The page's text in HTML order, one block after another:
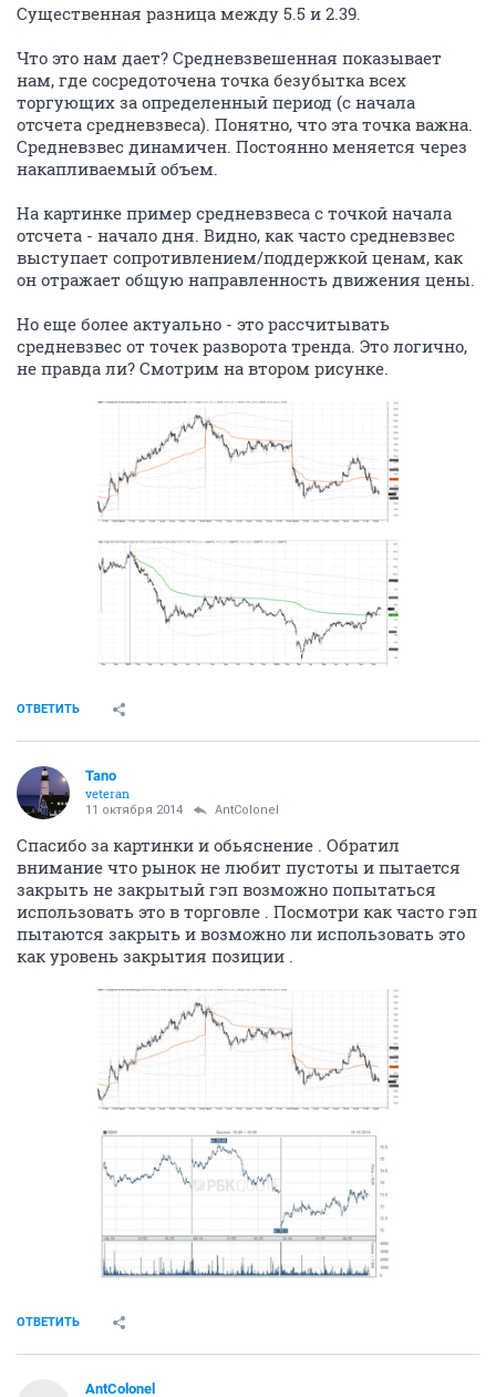
Существенная разница между 5.5 и 2.39.
Что это нам дает? Средневзвешенная показывает
нам, где сосредоточена точка безубытка всех
торгующих за определенный период (с начала
отсчета средневзвеса). Понятно, что эта точка важна.
Средневзвес динамичен. Постоянно меняется через
накапливаемый объем.
На картинке пример средневзвеса с точкой начала
отсчета - начало дня. Видно, как часто средневзвес
выступает сопротивлением/поддержкой ценам, как
он отражает общую направленность движения цены.
Но еще более актуально - это рассчитывать
средневзвес от точек разворота тренда. Это логично,
не правда ли? Смотрим на втором рисунке.
ОТВЕТИТЬ
Tano
veteran
11 октября 2014 AntColonel
Спасибо за картинки и обьяснение . Обратил
внимание что рынок не любит пустоты и пытается
закрыть не закрытый гэп возможно попытаться
использовать это в торговле . Посмотри как часто гэп
пытаются закрыть и возможно ли использовать это
как уровень закрытия позиции .
ОТВЕТИТЬ
AntColonel